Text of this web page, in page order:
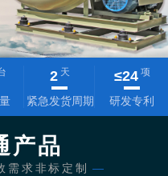
2 天
紧急发货周期
≤24 项
研发专利
产品
需求非标定制 —